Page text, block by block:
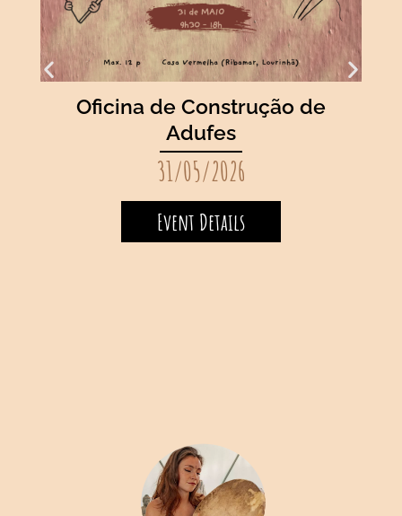
Oficina de Construção de
Adufes
31/05/2026
Event Details